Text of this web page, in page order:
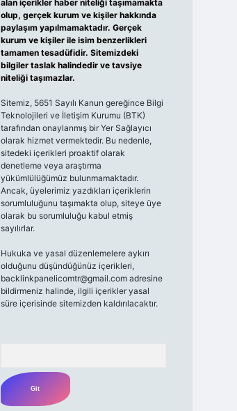
alan içerikler haber niteliği taşımamakta
olup, gerçek kurum ve kişiler hakkında
paylaşım yapılmamaktadır. Gerçek
kurum ve kişiler ile isim benzerlikleri
tamamen tesadüfidir. Sitemizdeki
bilgiler taslak halindedir ve tavsiye
niteliği taşımazlar.
Sitemiz, 5651 Sayılı Kanun gereğince Bilgi
Teknolojileri ve İletişim Kurumu (BTK)
tarafından onaylanmış bir Yer Sağlayıcı
olarak hizmet vermektedir. Bu nedenle,
sitedeki içerikleri proaktif olarak
denetleme veya araştırma
yükümlülüğümüz bulunmamaktadır.
Ancak, üyelerimiz yazdıkları içeriklerin
sorumluluğunu taşımakta olup, siteye üye
olarak bu sorumluluğu kabul etmiş
sayılırlar.
Hukuka ve yasal düzenlemelere aykırı
olduğunu düşündüğünüz içerikleri,
backlinkpanelicomtr@gmail.comadresine
bildirmeniz halinde, ilgili içerikler yasal
süre içerisinde sitemizden kaldırılacaktır.